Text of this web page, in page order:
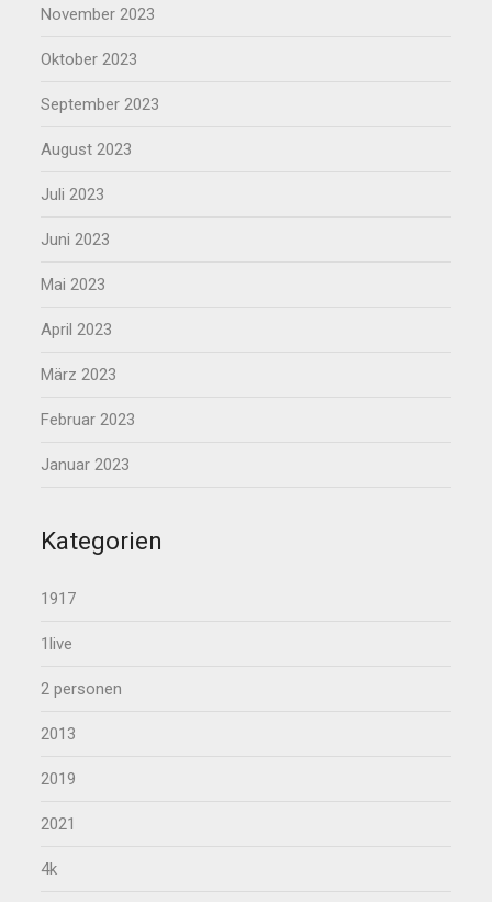
November 2023
Oktober 2023
September 2023
August 2023
Juli 2023
Juni 2023
Mai 2023
April 2023
März 2023
Februar 2023
Januar 2023
Kategorien
1917
1live
2 personen
2013
2019
2021
4k